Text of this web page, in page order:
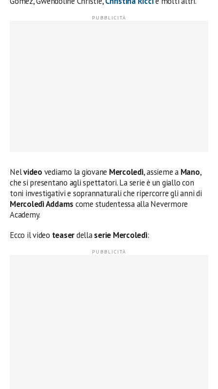
Nelvideo vediamo la giovane Mercoledì, assieme a Mano,
che si presentano agli spettatori. La serie è un giallo con
toni investigativi e soprannaturali che ripercorre gli anni di
Mercoledì Addams come studentessa alla Nevermore
Academy.
Ecco il video teaserdellaserie Mercoledì: